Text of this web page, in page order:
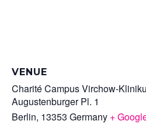
VENUE
Charité Campus Virchow-
Augustenburger Pl. 1
Berlin, 13353 Germany +